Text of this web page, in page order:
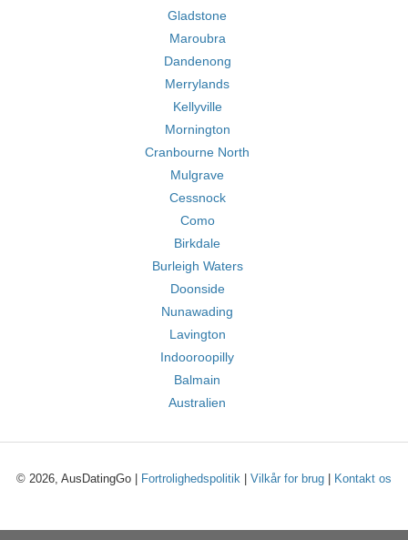
Gladstone
Maroubra
Dandenong
Merrylands
Kellyville
Mornington
Cranbourne North
Mulgrave
Cessnock
Como
Birkdale
Burleigh Waters
Doonside
Nunawading
Lavington
Indooroopilly
Balmain
Australien
© 2026, AusDatingGo | Fortrolighedspolitik Vilkår for brug Kontakt os